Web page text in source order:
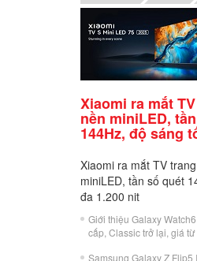
Xiaomi ra mắt
nền miniLED,
144Hz, độ sáng
Xiaomi ra mắt TV
miniLED, tần số quét
đa 1.200 nit
Giới thiệu Galaxy
cấp, Classic trở lại, giá từ
Samsung Galaxy Z Flip5